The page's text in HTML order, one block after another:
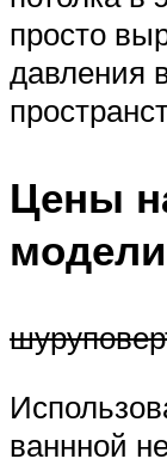
просто
давления
Цены
ваннной